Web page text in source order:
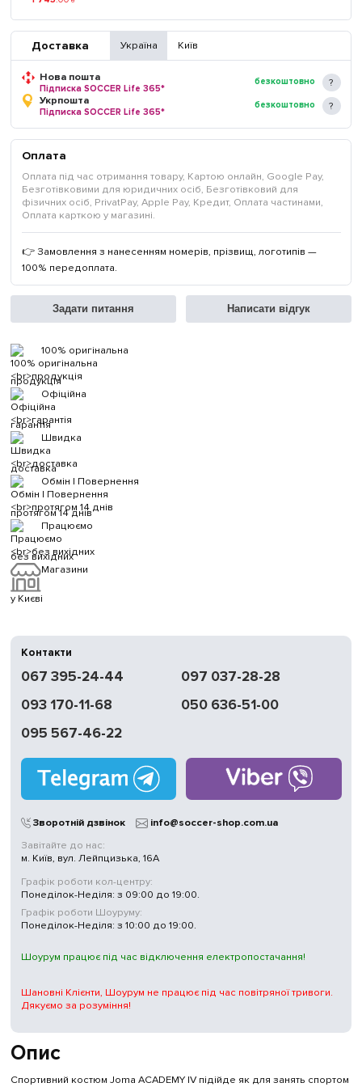
Доставка Україна Київ
Нова пошта
Підписка SOCCER Life 365*
безкоштовно
Укрпошта
Підписка SOCCER Life 365*
безкоштовно
Оплата
Оплата під час отримання товару, Картою онлайн, Google Pay,
Безготівковими для юридичних осіб, Безготівковий для
фізичних осіб, PrivatPay, Apple Pay, Кредит, Оплата частинами,
Оплата карткою у магазині.
👉 Замовлення з нанесенням номерів, прізвищ, логотипів —
100% передоплата.
Задати питання Написати відгук
100% оригінальна
продукція
Офіційна
гарантія
Швидка
доставка
Обмін | Повернення
протягом 14 днів
Працюємо
без вихідних
Магазини
у Києві
Опис
Спортивний костюм Joma ACADEMY IV підійде як для занять спортом
Контакти
067 395-24-44
097 037-28-28
093 170-11-68
050 636-51-00
095 567-46-22
Зворотній дзвінок
info@soccer-shop.com.ua
Завітайте до нас:
м. Київ, вул. Лейпцизька, 16А
Графік роботи кол-центру:
Понеділок-Неділя: з 09:00 до 19:00.
Графік роботи Шоуруму:
Понеділок-Неділя: з 10:00 до 19:00.
Шоурум працює під час відключення електропостачання!
Шановні Клієнти, Шоурум не працює під час повітряної тривоги.
Дякуємо за розуміння!